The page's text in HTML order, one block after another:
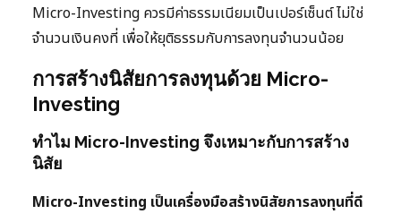
Micro-Investing ควรมีค่าธรรมเนียมเป็นเปอร์เซ็นต์ ไม่ใช่
จำนวนเงินคงที่ เพื่อให้ยุติธรรมกับการลงทุนจำนวนน้อย
การสร้างนิสัยการลงทุนด้วย Micro-
Investing
ทำไม Micro-Investing จึงเหมาะกับการสร้าง
นิสัย
Micro-Investing เป็นเครื่องมือสร้างนิสัยการลงทุนที่ดี